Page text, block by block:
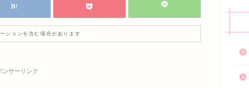
ションを含む場合があります
ンサーリンク